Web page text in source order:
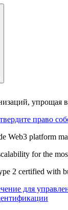
упрощая
право
Web3 platform
for the
2 certified with
для